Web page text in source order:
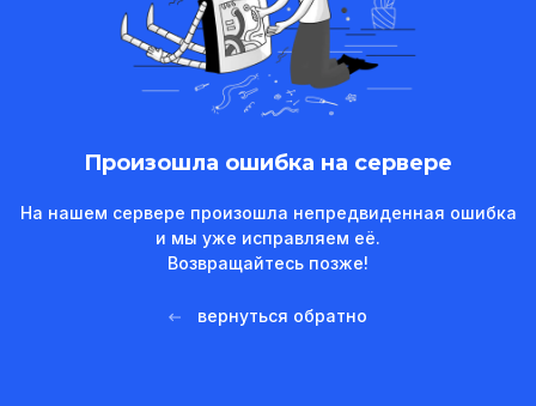
Произошла ошибка на сервере
На нашем сервере произошла непредвиденная ошибка
и мы уже исправляем её.
Возвращайтесь позже!
вернуться обратно